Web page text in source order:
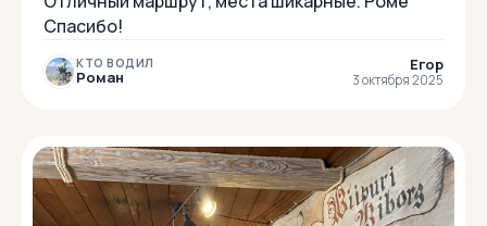
Спасибо!
КТО ВОДИЛ
Роман
Егор
3 октября 2025